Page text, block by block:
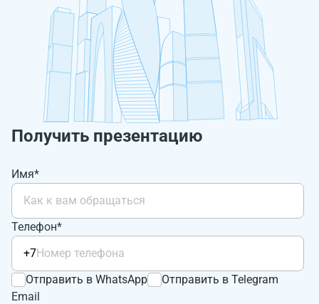
Получить презентацию
Имя*
Телефон*
+7
Отправить в WhatsApp
Отправить в Telegram
Email